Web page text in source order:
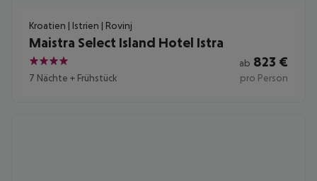
Kroatien | Istrien | Rovinj
Maistra Select Island Hotel Istra
4
7 Nächte + Frühstück
ab 823 €
pro Person